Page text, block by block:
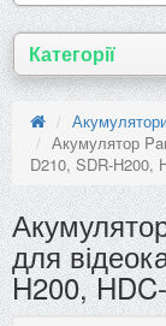
Категорії
Акумулятор
D210, SDR-H200,
для
H200,